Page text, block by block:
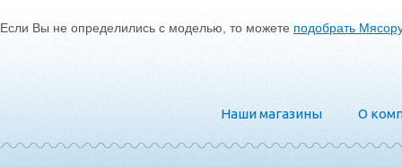
Если Вы не определились с моделью, то можете подобрать
Наши магазины О